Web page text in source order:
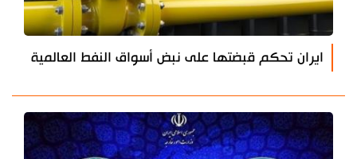
ايران تحكم قبضتها على نبض أسواق النفط العالمية